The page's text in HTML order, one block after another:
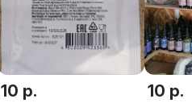
10 р. 10 р.